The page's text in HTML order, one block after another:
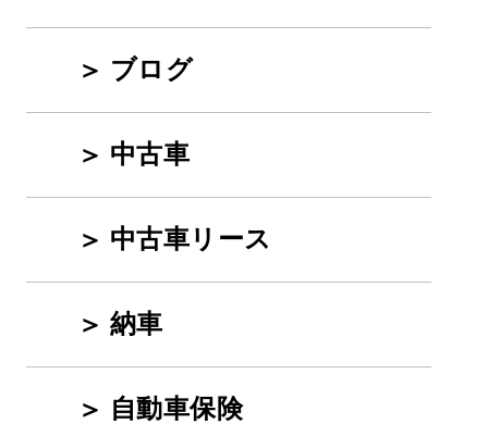
ブログ
中古車
中古車リース
納車
自動車保険